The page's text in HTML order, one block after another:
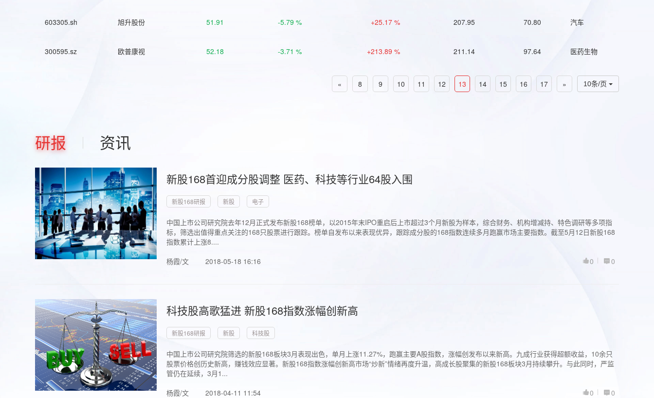
603305.sh 旭升股份 51.91 -5.79 % +25.17 % 207.95 70.80 汽车
300595.sz 欧普康视 52.18 -3.71 % +213.89 % 211.14 97.64 医药生物
10条/页
« 8 9 10 11 12 13 14 15 16 17 »
研报 资讯
新股168首迎成分股调整 医药、科技等行业64股入围
新股168研报 新股 电子
中国上市公司研究院去年12月正式发布新股168榜单，以2015年末IPO重启后上市超过3个月新股为样本，综合财务、机构增减持、特色调研等多项指
标，筛选出值得重点关注的168只股票进行跟踪。榜单自发布以来表现优异，跟踪成分股的168指数连续多月跑赢市场主要指数。截至5月12日新股168
指数累计上涨8....
杨霞/文
2018-05-18 16:16 0
0
科技股高歌猛进 新股168指数涨幅创新高
新股168研报 新股 科技股
中国上市公司研究院筛选的新股168板块3月表现出色，单月上涨11.27%，跑赢主要A股指数，涨幅创发布以来新高。九成行业获得超额收益，10余只
股票价格创历史新高，赚钱效应显著。新股168指数涨幅创新高市场“炒新”情绪再度升温，高成长股聚集的新股168板块3月持续攀升。与此同时，严监
管仍在延续，3月1...
杨霞/文
2018-04-11 11:54 0
0